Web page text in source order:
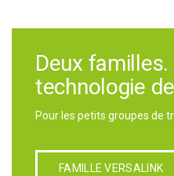
Deux familles.
technologie
Pour les petits groupes de
FAMILLE VERSALINK